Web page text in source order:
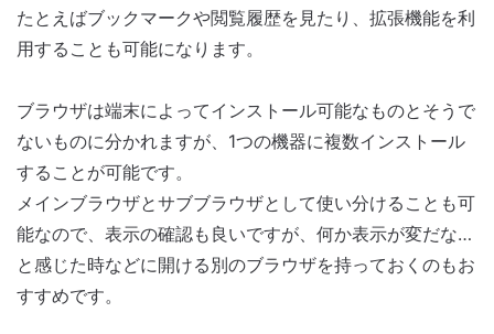
たとえばブックマークや閲覧履歴を見たり、拡張機能を利
用することも可能になります。
ブラウザは端末によってインストール可能なものとそうで
ないものに分かれますが、1つの機器に複数インストール
することが可能です。
メインブラウザとサブブラウザとして使い分けることも可
能なので、表示の確認も良いですが、何か表示が変だな…
と感じた時などに開ける別のブラウザを持っておくのもお
すすめです。